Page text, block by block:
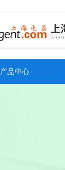
产品中心